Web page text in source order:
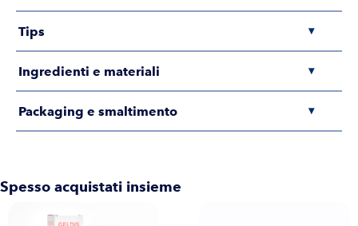
Tips ▾
Ingredienti e materiali ▾
Packaging e smaltimento ▾
Spesso acquistati insieme